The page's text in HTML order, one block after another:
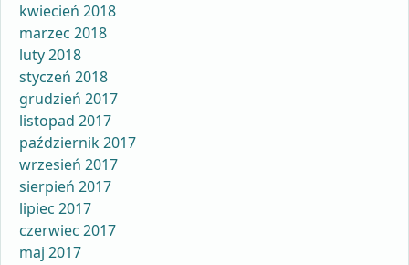
kwiecień 2018
marzec 2018
luty 2018
styczeń 2018
grudzień 2017
listopad 2017
październik 2017
wrzesień 2017
sierpień 2017
lipiec 2017
czerwiec 2017
maj 2017